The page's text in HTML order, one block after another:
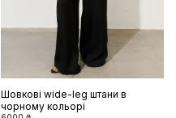
Шовкові wide-leg штани в
чорному кольорі